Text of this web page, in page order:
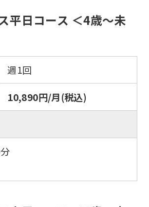
平日コース ＜4歳～未
週1回
10,890円/月(税込)